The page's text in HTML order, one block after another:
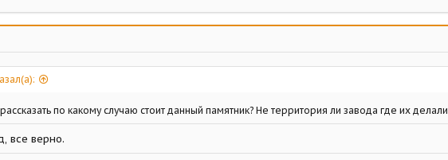
по какому случаю стоит данный памятник? Не территория ли завода где их делали
все верно.